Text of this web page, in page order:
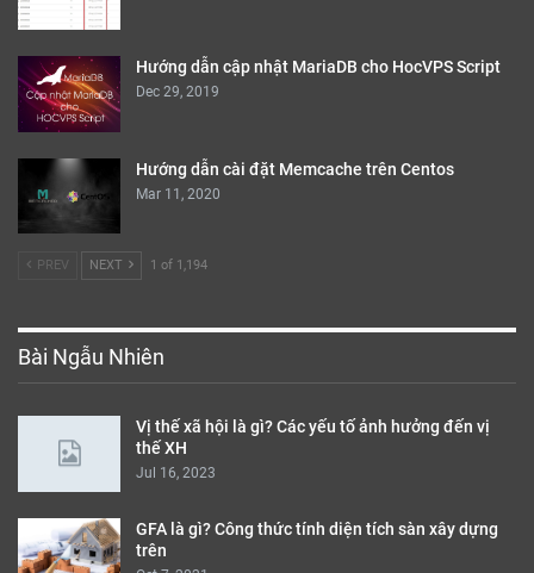
Hướng dẫn cập nhật MariaDB cho HocVPS Script
Dec 29, 2019
Hướng dẫn cài đặt Memcache trên Centos
Mar 11, 2020
PREV NEXT 1 of 1,194
Bài Ngẫu Nhiên
Vị thế xã hội là gì? Các yếu tố ảnh hưởng đến vị
thế XH
Jul 16, 2023
GFA là gì? Công thức tính diện tích sàn xây dựng
trên